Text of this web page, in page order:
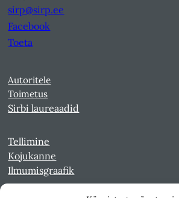
sirp@sirp.ee
Facebook
Toeta
Autoritele
Toimetus
Sirbi laureaadid
Tellimine
Kojukanne
Ilmumisgraafik